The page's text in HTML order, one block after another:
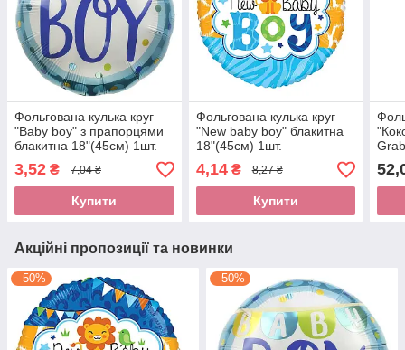
Фольгована кулька круг
"Baby boy" з прапорцями
блакитна 18"(45см) 1шт.
3,52 ₴ 7,04 ₴
Купити
Фольгована кулька круг
"New baby boy" блакитна
18"(45см) 1шт.
4,14₴ 8,27 ₴
Купити
Акційні пропозиції та новинки
–50% –50%